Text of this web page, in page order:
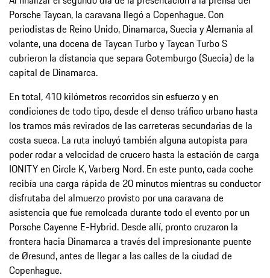
Porsche Taycan, la caravana llegó a Copenhague. Con
periodistas de Reino Unido, Dinamarca, Suecia y Alemania al
volante, una docena de Taycan Turbo y Taycan Turbo S
cubrieron la distancia que separa Gotemburgo (Suecia) de la
capital de Dinamarca.
En total, 410 kilómetros recorridos sin esfuerzo y en
condiciones de todo tipo, desde el denso tráfico urbano hasta
los tramos más revirados de las carreteras secundarias de la
costa sueca. La ruta incluyó también alguna autopista para
poder rodar a velocidad de crucero hasta la estación de carga
IONITY en Circle K, Varberg Nord. En este punto, cada coche
recibía una carga rápida de 20 minutos mientras su conductor
disfrutaba del almuerzo provisto por una caravana de
asistencia que fue remolcada durante todo el evento por un
Porsche Cayenne E-Hybrid. Desde allí, pronto cruzaron la
frontera hacia Dinamarca a través del impresionante puente
de Øresund, antes de llegar a las calles de la ciudad de
Copenhague.